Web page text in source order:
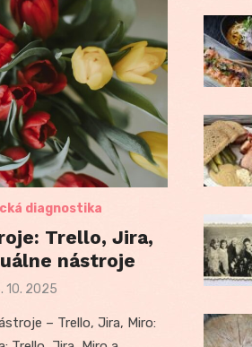
diagnostika
Trello, Jira,
nástroje
10. 2025
– Trello, Jira, Miro: